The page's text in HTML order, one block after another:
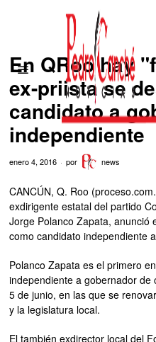
En QRoo hay
ex-priista se
candidato a
independiente
enero 4, 2016 por news
CANCÚN, Q. Roo
exdirigente estatal del partido
Jorge Polanco Zapata, anunció
como candidato independiente
Polanco Zapata es el primero
independiente a gobernador de
5 de junio, en las que se
y la legislatura local.
El también exdirector local del